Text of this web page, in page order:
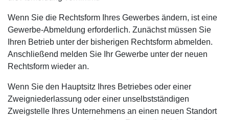
Wenn Sie die Rechtsform Ihres Gewerbes ändern, ist eine
Gewerbe-Abmeldung erforderlich. Zunächst müssen Sie
Ihren Betrieb unter der bisherigen Rechtsform abmelden.
Anschließend melden Sie Ihr Gewerbe unter der neuen
Rechtsform wieder an.
Wenn Sie den Hauptsitz Ihres Betriebes oder einer
Zweigniederlassung oder einer unselbstständigen
Zweigstelle Ihres Unternehmens an einen neuen Standort